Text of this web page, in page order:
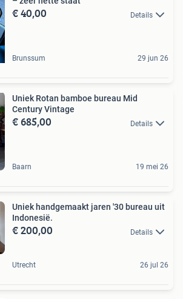
€ 40,00 Details
Brunssum 29 jun 26
Uniek Rotan bamboe bureau Mid
Century Vintage
€ 685,00 Details
Baarn 19 mei 26
Uniek handgemaakt jaren '30 bureau uit
Indonesië.
€ 200,00 Details
Utrecht 26 jul 26